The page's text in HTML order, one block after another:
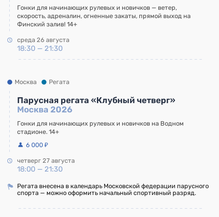
Гонки для начинающих рулевых и новичков — ветер,
скорость, адреналин, огненные закаты, прямой выход на
Финский залив! 14+
среда 26 августа
18:30 — 21:30
Москва Регата
Парусная регата «Клубный четверг»
Москва 2026
Гонки для начинающих рулевых и новичков на Водном
стадионе. 14+
6 000 ₽
четверг 27 августа
18:00 — 21:30
Регата внесена в календарь Московской федерации парусного
спорта — можно оформить начальный спортивный разряд.